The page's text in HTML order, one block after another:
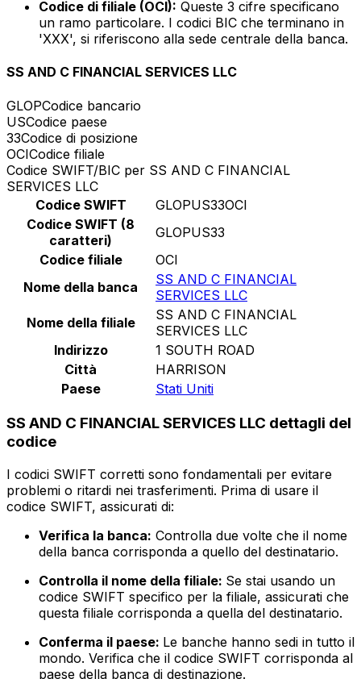
Codice di filiale (OCI): Queste 3 cifre specificano
un ramo particolare. I codici BIC che terminano in
'XXX', si riferiscono alla sede centrale della banca.
SS AND C FINANCIAL SERVICES LLC
GLOPCodice bancario
USCodice paese
33Codice di posizione
OCICodice filiale
Codice SWIFT/BIC per SS AND C FINANCIAL
SERVICES LLC
Codice SWIFT
GLOPUS33OCI
Codice SWIFT (8
caratteri)
GLOPUS33
Codice filiale
OCI
Nome della banca
SS AND C FINANCIAL
SERVICES LLC
Nome della filiale
SS AND C FINANCIAL
SERVICES LLC
Indirizzo
1 SOUTH ROAD
Città
HARRISON
Paese
Stati Uniti
SS AND C FINANCIAL SERVICES LLC dettagli del
codice
I codici SWIFT corretti sono fondamentali per evitare
problemi o ritardi nei trasferimenti. Prima di usare il
codice SWIFT, assicurati di:
Verifica la banca: Controlla due volte che il nome
della banca corrisponda a quello del destinatario.
Controlla il nome della filiale: Se stai usando un
codice SWIFT specifico per la filiale, assicurati che
questa filiale corrisponda a quella del destinatario.
Conferma il paese: Le banche hanno sedi in tutto il
mondo. Verifica che il codice SWIFT corrisponda al
paese della banca di destinazione.